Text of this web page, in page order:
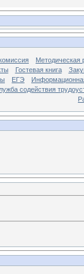
Методическая
Гостевая книга
ЕГЭ
содействия